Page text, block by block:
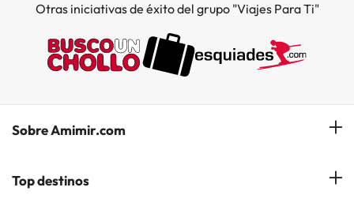
Otras iniciativas de éxito del grupo "Viajes Para Ti"
Sobre Amimir.com
¿Quiénes somos?
Top destinos